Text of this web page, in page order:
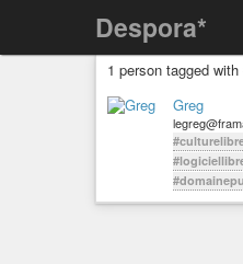
Despora*
1 person tagged
Greg